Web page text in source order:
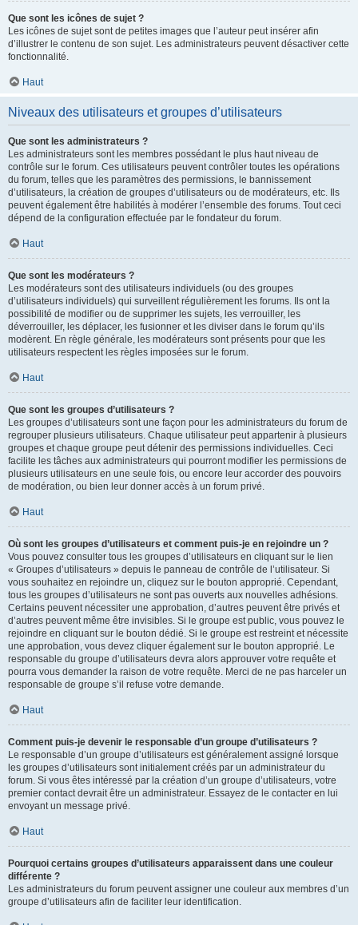
Que sont les icônes de sujet ?
Les icônes de sujet sont de petites images que l’auteur peut insérer afin
d’illustrer le contenu de son sujet. Les administrateurs peuvent désactiver cette
fonctionnalité.
Haut
Niveaux des utilisateurs et groupes d’utilisateurs
Que sont les administrateurs ?
Les administrateurs sont les membres possédant le plus haut niveau de
contrôle sur le forum. Ces utilisateurs peuvent contrôler toutes les opérations
du forum, telles que les paramètres des permissions, le bannissement
d’utilisateurs, la création de groupes d’utilisateurs ou de modérateurs, etc. Ils
peuvent également être habilités à modérer l’ensemble des forums. Tout ceci
dépend de la configuration effectuée par le fondateur du forum.
Haut
Que sont les modérateurs ?
Les modérateurs sont des utilisateurs individuels (ou des groupes
d’utilisateurs individuels) qui surveillent régulièrement les forums. Ils ont la
possibilité de modifier ou de supprimer les sujets, les verrouiller, les
déverrouiller, les déplacer, les fusionner et les diviser dans le forum qu’ils
modèrent. En règle générale, les modérateurs sont présents pour que les
utilisateurs respectent les règles imposées sur le forum.
Haut
Que sont les groupes d’utilisateurs ?
Les groupes d’utilisateurs sont une façon pour les administrateurs du forum de
regrouper plusieurs utilisateurs. Chaque utilisateur peut appartenir à plusieurs
groupes et chaque groupe peut détenir des permissions individuelles. Ceci
facilite les tâches aux administrateurs qui pourront modifier les permissions de
plusieurs utilisateurs en une seule fois, ou encore leur accorder des pouvoirs
de modération, ou bien leur donner accès à un forum privé.
Haut
Où sont les groupes d’utilisateurs et comment puis-je en rejoindre un ?
Vous pouvez consulter tous les groupes d’utilisateurs en cliquant sur le lien
« Groupes d’utilisateurs » depuis le panneau de contrôle de l’utilisateur. Si
vous souhaitez en rejoindre un, cliquez sur le bouton approprié. Cependant,
tous les groupes d’utilisateurs ne sont pas ouverts aux nouvelles adhésions.
Certains peuvent nécessiter une approbation, d’autres peuvent être privés et
d’autres peuvent même être invisibles. Si le groupe est public, vous pouvez le
rejoindre en cliquant sur le bouton dédié. Si le groupe est restreint et nécessite
une approbation, vous devez cliquer également sur le bouton approprié. Le
responsable du groupe d’utilisateurs devra alors approuver votre requête et
pourra vous demander la raison de votre requête. Merci de ne pas harceler un
responsable de groupe s’il refuse votre demande.
Haut
Comment puis-je devenir le responsable d’un groupe d’utilisateurs ?
Le responsable d’un groupe d’utilisateurs est généralement assigné lorsque
les groupes d’utilisateurs sont initialement créés par un administrateur du
forum. Si vous êtes intéressé par la création d’un groupe d’utilisateurs, votre
premier contact devrait être un administrateur. Essayez de le contacter en lui
envoyant un message privé.
Haut
Pourquoi certains groupes d’utilisateurs apparaissent dans une couleur
différente ?
Les administrateurs du forum peuvent assigner une couleur aux membres d’un
groupe d’utilisateurs afin de faciliter leur identification.